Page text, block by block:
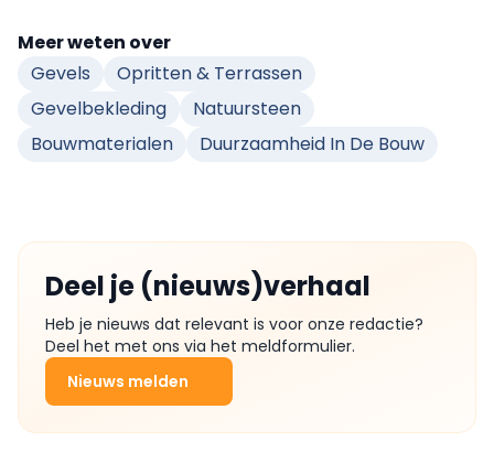
Meer weten over
Gevels
Opritten & Terrassen
Gevelbekleding
Natuursteen
Bouwmaterialen
Duurzaamheid In De Bouw
Deel je (nieuws)verhaal
Heb je nieuws dat relevant is voor onze redactie?
Deel het met ons via het meldformulier.
Nieuws melden